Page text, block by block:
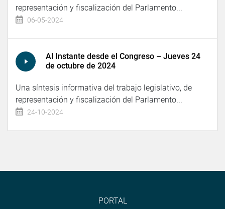
representación y fiscalización del Parlamento...
06-05-2024
Al Instante desde el Congreso – Jueves 24
de octubre de 2024
Una síntesis informativa del trabajo legislativo, de
representación y fiscalización del Parlamento...
24-10-2024
PORTAL